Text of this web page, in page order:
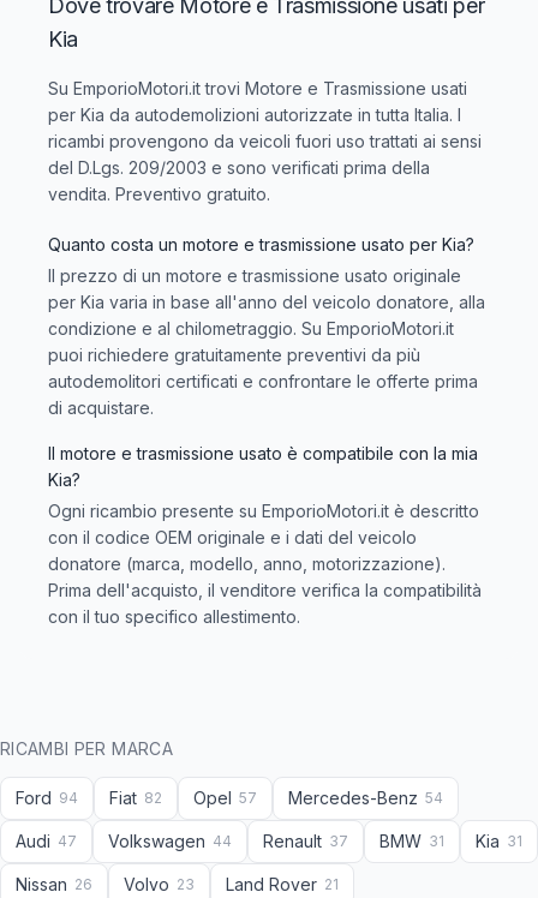
Dove trovare Motore e Trasmissione usati per
Kia
Su EmporioMotori.it trovi Motore e Trasmissione usati
per Kia da autodemolizioni autorizzate in tutta Italia. I
ricambi provengono da veicoli fuori uso trattati ai sensi
del D.Lgs. 209/2003 e sono verificati prima della
vendita. Preventivo gratuito.
Quanto costa un motore e trasmissione usato per Kia?
Il prezzo di un motore e trasmissione usato originale
per Kia varia in base all'anno del veicolo donatore, alla
condizione e al chilometraggio. Su EmporioMotori.it
puoi richiedere gratuitamente preventivi da più
autodemolitori certificati e confrontare le offerte prima
di acquistare.
Il motore e trasmissione usato è compatibile con la mia
Kia?
Ogni ricambio presente su EmporioMotori.it è descritto
con il codice OEM originale e i dati del veicolo
donatore (marca, modello, anno, motorizzazione).
Prima dell'acquisto, il venditore verifica la compatibilità
con il tuo specifico allestimento.
RICAMBI PER MARCA
Ford 94 Fiat 82 Opel 57 Mercedes-Benz 54
Audi 47 Volkswagen 44 Renault 37 BMW 31 Kia 31
Nissan 26 Volvo 23 Land Rover 21